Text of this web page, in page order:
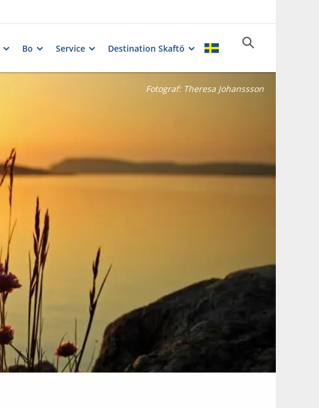
Bo Service Destination Skaftö
Fotograf: Theresa Johanssson